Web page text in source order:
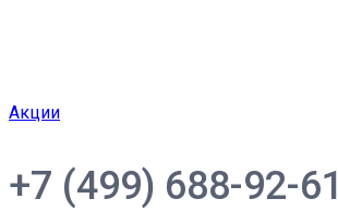
Акции
+7 (499) 688-92-61